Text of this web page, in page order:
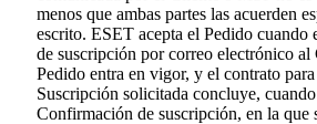
menos que ambas partes las acuerden
escrito. ESET acepta el Pedido
de suscripción por correo electrónico
Pedido entra en vigor, y el contrato
Suscripción solicitada concluye,
Confirmación de suscripción, en la que